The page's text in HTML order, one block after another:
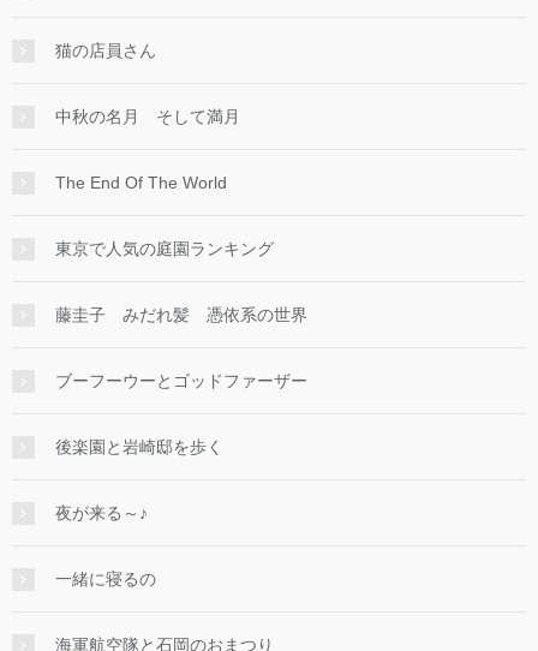
猫の店員さん
中秋の名月 そして満月
The End Of The World
東京で人気の庭園ランキング
藤圭子 みだれ髪 憑依系の世界
ブーフーウーとゴッドファーザー
後楽園と岩崎邸を歩く
夜が来る～♪
一緒に寝るの
海軍航空隊と石岡のおまつり